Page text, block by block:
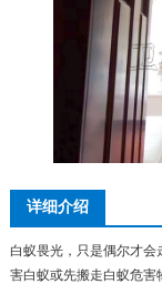
详细介绍
白蚁畏光，只是偶尔才
害白蚁或先搬走白蚁危